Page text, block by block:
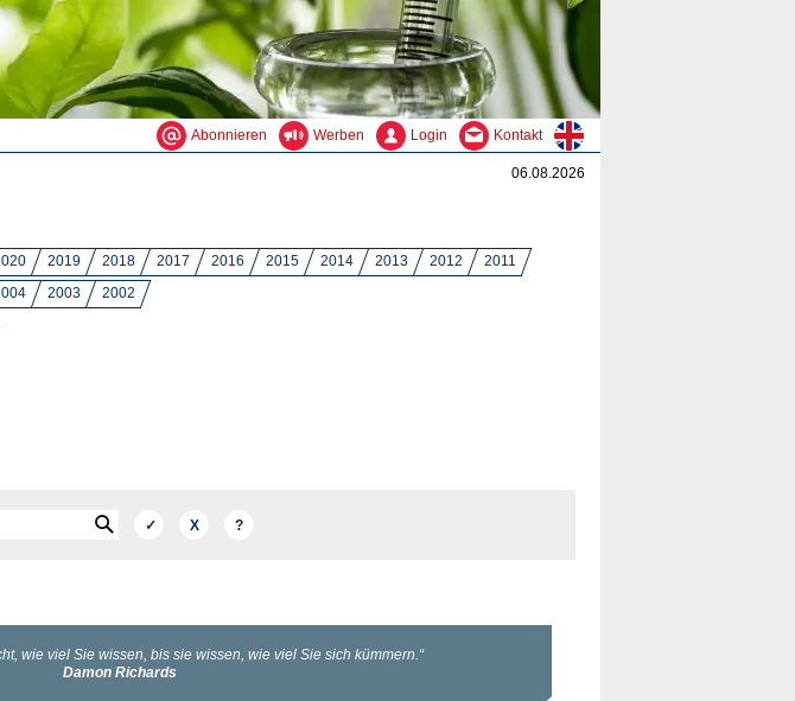
Abonnieren Werben Login Kontakt
06.08.2026
2019 2018 2017 2016 2015 2014 2013 2012
2011
2003 2002